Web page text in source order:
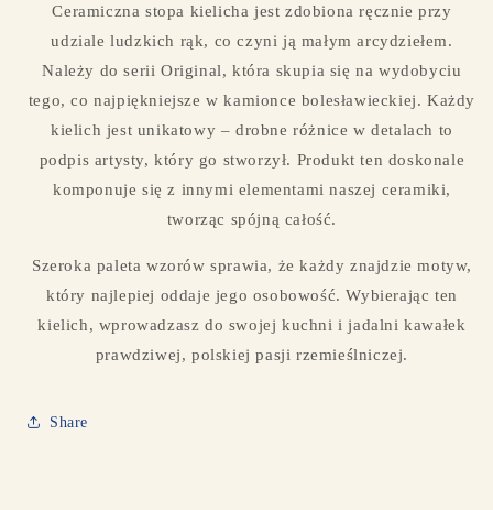
Ceramiczna stopa kielicha jest zdobiona ręcznie przy
udziale ludzkich rąk, co czyni ją małym arcydziełem.
Należy do serii Original, która skupia się na wydobyciu
tego, co najpiękniejsze w kamionce bolesławieckiej. Każdy
kielich jest unikatowy – drobne różnice w detalach to
podpis artysty, który go stworzył. Produkt ten doskonale
komponuje się z innymi elementami naszej ceramiki,
tworząc spójną całość.
Szeroka paleta wzorów sprawia, że każdy znajdzie motyw,
który najlepiej oddaje jego osobowość. Wybierając ten
kielich, wprowadzasz do swojej kuchni i jadalni kawałek
prawdziwej, polskiej pasji rzemieślniczej.
Share